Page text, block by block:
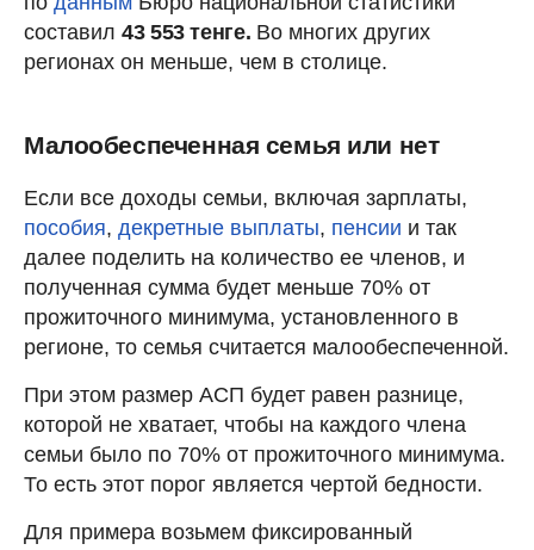
составил 43 553 тенге. Во многих других
регионах он меньше, чем в столице.
Малообеспеченная семья или нет
Если все доходы семьи, включая зарплаты,
пособия, декретные выплаты, пенсии и так
далее поделить на количество ее членов, и
полученная сумма будет меньше 70% от
прожиточного минимума, установленного в
регионе, то семья считается малообеспеченной.
При этом размер АСП будет равен разнице,
которой не хватает, чтобы на каждого члена
семьи было по 70% от прожиточного минимума.
То есть этот порог является чертой бедности.
Для примера возьмем фиксированный